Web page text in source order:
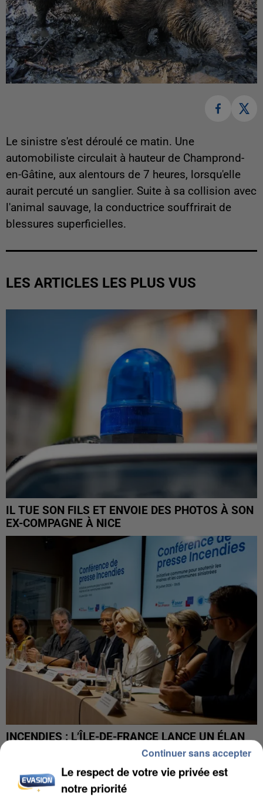
Le sinistre s'est déroulé ce matin. Une
automobiliste circulait à hauteur de Champrond-
en-Gâtine, aux alentours de 7 heures, lorsqu'elle
aurait percuté un sanglier. Suite à sa collision avec
l'animal sauvage, la conductrice souffrirait de
blessures superficielles.
LES ARTICLES LES PLUS VUS
IL TUE SON FILS ET ENVOIE DES PHOTOS À SON
EX-COMPAGNE À NICE
INCENDIES : L’ÎLE-DE-FRANCE LANCE UN ÉLAN
DE SOLIDARITÉ AVEC LES...
Le respect de votre vie privée est
notre priorité
Continuer sans accepter